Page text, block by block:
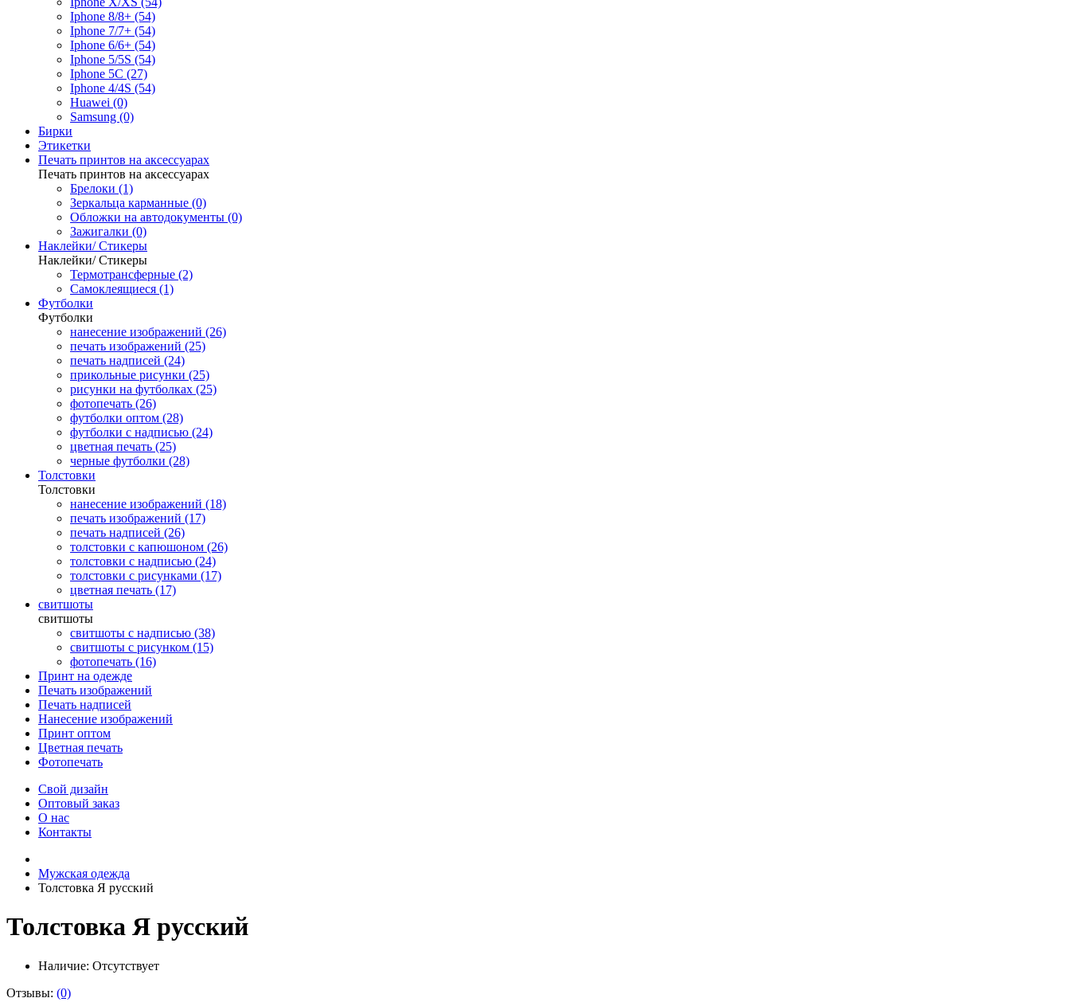
Iphone 8/8+ (54)
Iphone 7/7+ (54)
Iphone 6/6+ (54)
Iphone 5/5S (54)
Iphone 5C (27)
Iphone 4/4S (54)
Huawei (0)
Samsung (0)
Бирки
Этикетки
Печать принтов на аксессуарах
Печать принтов на аксессуарах
Брелоки (1)
Зеркальца карманные (0)
Обложки на автодокументы (0)
Зажигалки (0)
Наклейки/ Стикеры
Наклейки/ Стикеры
Термотрансферные (2)
Самоклеящиеся (1)
Футболки
Футболки
нанесение изображений (26)
печать изображений (25)
печать надписей (24)
прикольные рисунки (25)
рисунки на футболках (25)
фотопечать (26)
футболки оптом (28)
футболки с надписью (24)
цветная печать (25)
черные футболки (28)
Толстовки
Толстовки
нанесение изображений (18)
печать изображений (17)
печать надписей (26)
толстовки с капюшоном (26)
толстовки с надписью (24)
толстовки с рисунками (17)
цветная печать (17)
свитшоты
свитшоты
свитшоты с надписью (38)
свитшоты с рисунком (15)
фотопечать (16)
Принт на одежде
Печать изображений
Печать надписей
Нанесение изображений
Принт оптом
Цветная печать
Фотопечать
Свой дизайн
Оптовый заказ
О нас
Контакты
Мужская одежда
Толстовка Я русский
Толстовка Я русский
Наличие: Отсутствует
Отзывы: (0)